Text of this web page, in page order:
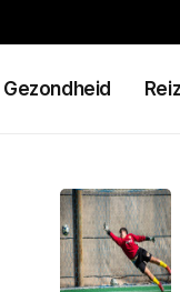
Gezondheid